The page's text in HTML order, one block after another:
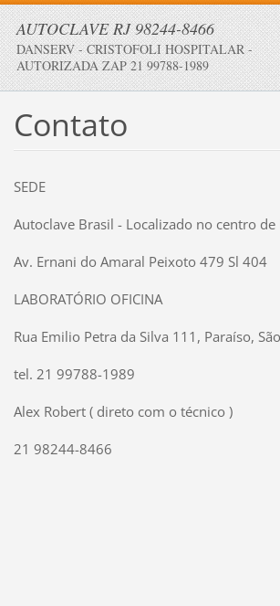
AUTOCLAVE RJ 98244-8466
DANSERV - CRISTOFOLI HOSPITALAR -
AUTORIZADA ZAP 21 99788-1989
Contato
SEDE
Autoclave Brasil - Localizado no centro
Av. Ernani do Amaral Peixoto 479 Sl 404
LABORATÓRIO OFICINA
Rua Emilio Petra da Silva 111, Paraíso,
tel. 21 99788-1989
Alex Robert ( direto com o técnico )
21 98244-8466